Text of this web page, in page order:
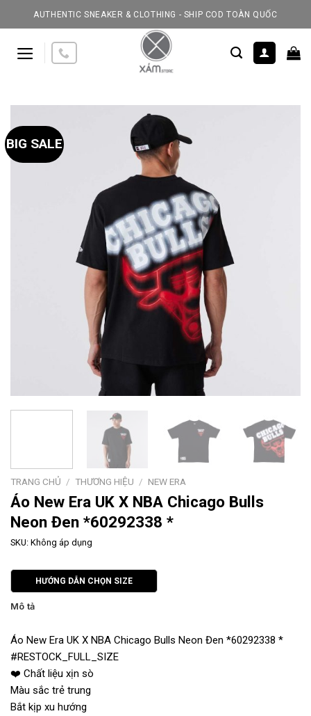
to
AUTHENTIC SNEAKER & CLOTHING - SHIP COD TOÀN QUỐC
BIG SALE
TRANG CHỦ / THƯƠNG HIỆU / NEW ERA
Áo New Era UK X NBA Chicago Bulls
Neon Đen *60292338 *
SKU: Không áp dụng
HƯỚNG DẪN CHỌN SIZE
Mô tả
Áo New Era UK X NBA Chicago Bulls Neon Đen *60292338 *
#RESTOCK_FULL_SIZE
❤️ Chất liệu xịn sò
Màu sắc trẻ trung
Bắt kịp xu hướng